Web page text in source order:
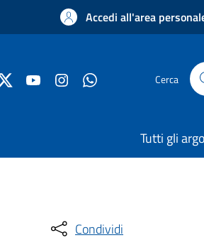
Accedi all'area
Cerca
Tutti gli
Condividi